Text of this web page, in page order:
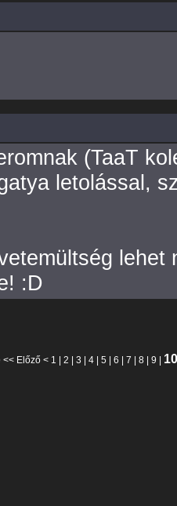
(TaaT
letolással,
:D
<< Előző< 1 2 3 4| 5 6 7 8| 9 10